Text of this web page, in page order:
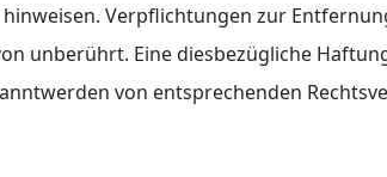
Verpflichtungen zur
unberührt. Eine diesbezügliche
von entsprechenden